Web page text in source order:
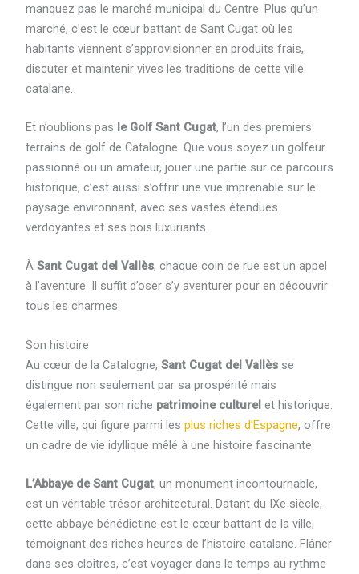
manquez pas le marché municipal du Centre. Plus qu’un
marché, c’est le cœur battant de Sant Cugat où les
habitants viennent s’approvisionner en produits frais,
discuter et maintenir vives les traditions de cette ville
catalane.
Et n’oublions pas le Golf Sant Cugat, l’un des premiers
terrains de golf de Catalogne. Que vous soyez un golfeur
passionné ou un amateur, jouer une partie sur ce parcours
historique, c’est aussi s’offrir une vue imprenable sur le
paysage environnant, avec ses vastes étendues
verdoyantes et ses bois luxuriants.
À Sant Cugat del Vallès, chaque coin de rue est un appel
à l’aventure. Il suffit d’oser s’y aventurer pour en découvrir
tous les charmes.
Son histoire
Au cœur de la Catalogne, Sant Cugat del Vallèsse
distingue non seulement par sa prospérité mais
également par son riche patrimoine culturel et historique.
Cette ville, qui figure parmi les plus riches d’Espagne, offre
un cadre de vie idyllique mêlé à une histoire fascinante.
L’Abbaye de Sant Cugat, un monument incontournable,
est un véritable trésor architectural. Datant du IXe siècle,
cette abbaye bénédictine est le cœur battant de la ville,
témoignant des riches heures de l’histoire catalane. Flâner
dans ses cloîtres, c’est voyager dans le temps au rythme